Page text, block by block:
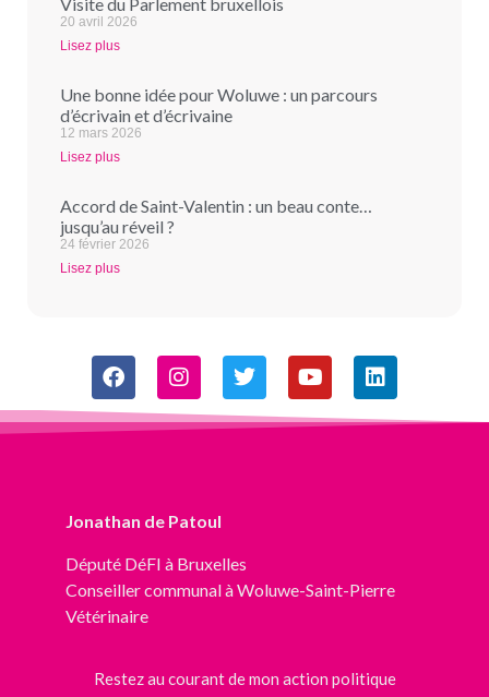
20 avril 2026
Lisez plus
Une bonne idée pour Woluwe : un parcours
d’écrivain et d’écrivaine
12 mars 2026
Lisez plus
Accord de Saint-Valentin : un beau conte…
jusqu’au réveil ?
24 février 2026
Lisez plus
Jonathan de Patoul
Député DéFI à Bruxelles
Conseiller communal à Woluwe-Saint-Pierre
Vétérinaire
Restez au courant de mon action politique